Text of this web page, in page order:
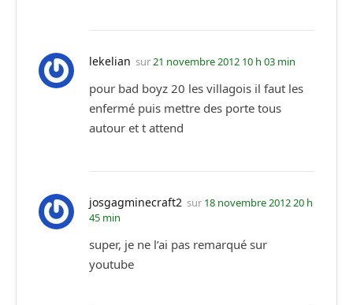
lekelian sur21 novembre 2012 10 h 03 min
pour bad boyz 20 les villagois il faut les
enfermé puis mettre des porte tous
autour et t attend
josgagminecraft2 sur 18 novembre 2012 20 h
45 min
super, je ne l’ai pas remarqué sur
youtube